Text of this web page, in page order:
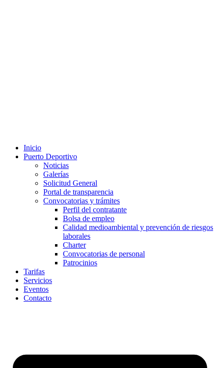
Inicio
Puerto Deportivo
Noticias
Galerías
Solicitud General
Portal de transparencia
Convocatorias y trámites
Perfil del contratante
Bolsa de empleo
Calidad medioambiental y prevención de riesgos
laborales
Charter
Convocatorias de personal
Patrocinios
Tarifas
Servicios
Eventos
Contacto